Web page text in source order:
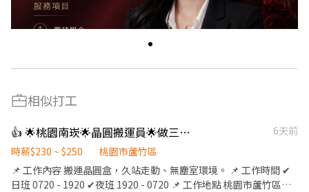
相似打工
👍 🌟桃園南崁🌟晶圓搬運員🌟做三休三🌟可自選排班
6天前
時薪$230 ~ $250
桃園市蘆竹區
📌 工作內容 搬運晶圓盒，久站走動、無塵室環境。 📌 工作時間 ✔
日班 0720 - 1920 ✔夜班 1920 - 0720 📌 工作地點 桃園市蘆竹區南